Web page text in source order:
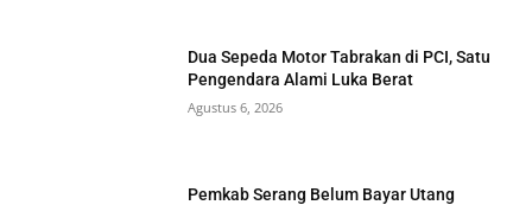
Dua Sepeda Motor Tabrakan di PCI, Satu
Pengendara Alami Luka Berat
Agustus 6, 2026
Pemkab Serang Belum Bayar Utang